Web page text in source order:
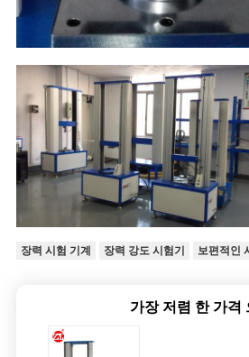
장력 시험 기계 장력 강도 시험기 보편적인
가장 저렴 한 가격